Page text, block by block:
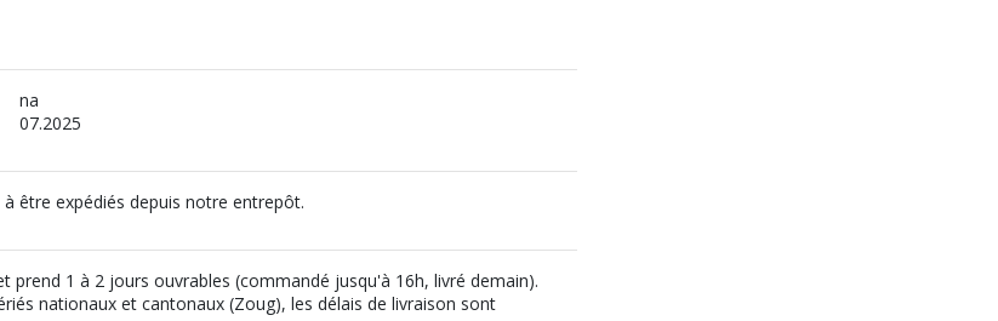
na
07.2025
être expédiés depuis notre entrepôt.
prend 1 à 2 jours ouvrables (commandé jusqu'à 16h, livré demain).
nationaux et cantonaux (Zoug), les délais de livraison sont